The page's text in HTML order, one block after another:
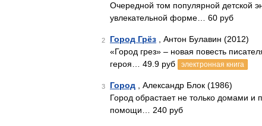
Очередной том популярной детской
увлекательной форме… 60 руб
2 Город Грёз , Антон Булавин (2012)
«Город грез» – новая повесть
героя… 49.9 руб
электронная книга
3 Город , Александр Блок (1986)
Город обрастает не только домами и
помощи… 240 руб